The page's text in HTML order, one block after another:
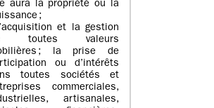
aura la propriété ou la
;
et la gestion
toutes valeurs
; la prise de
ou d’intérêts
toutes sociétés et
commerciales,
artisanales,